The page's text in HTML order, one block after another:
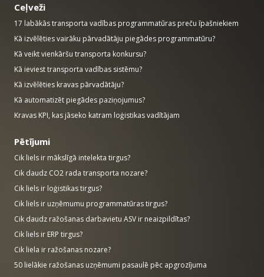
Ceļveži
17 labākās transporta vadības programmatūras preču īpašniekiem
Kā izvēlēties vairāku pārvadātāju piegādes programmatūru?
Kā veikt vienkāršu transporta konkursu?
Kā ieviest transporta vadības sistēmu?
Kā izvēlēties kravas pārvadātāju?
Kā automatizēt piegādes paziņojumus?
Kravas KPI, kas jāseko katram loģistikas vadītājam
Pētījumi
Cik liels ir mākslīgā intelekta tirgus?
Cik daudz CO2 rada transporta nozare?
Cik liels ir loģistikas tirgus?
Cik liels ir uzņēmumu programmatūras tirgus?
Cik daudz ražošanas darbavietu ASV ir neaizpildītas?
Cik liels ir ERP tirgus?
Cik liela ir ražošanas nozare?
50 lielākie ražošanas uzņēmumi pasaulē pēc apgrozījuma